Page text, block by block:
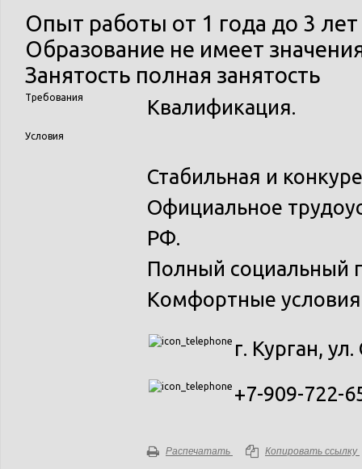
Опыт работы от 1 года до 3 лет
Образование не имеет
Занятость полная занятость
Требования Квалификация.
Условия
Стабильная и
Официальное
РФ.
Полный социальный
Комфортные
г. Курган,
+7-909-722-
Распечатать Копировать ссылку